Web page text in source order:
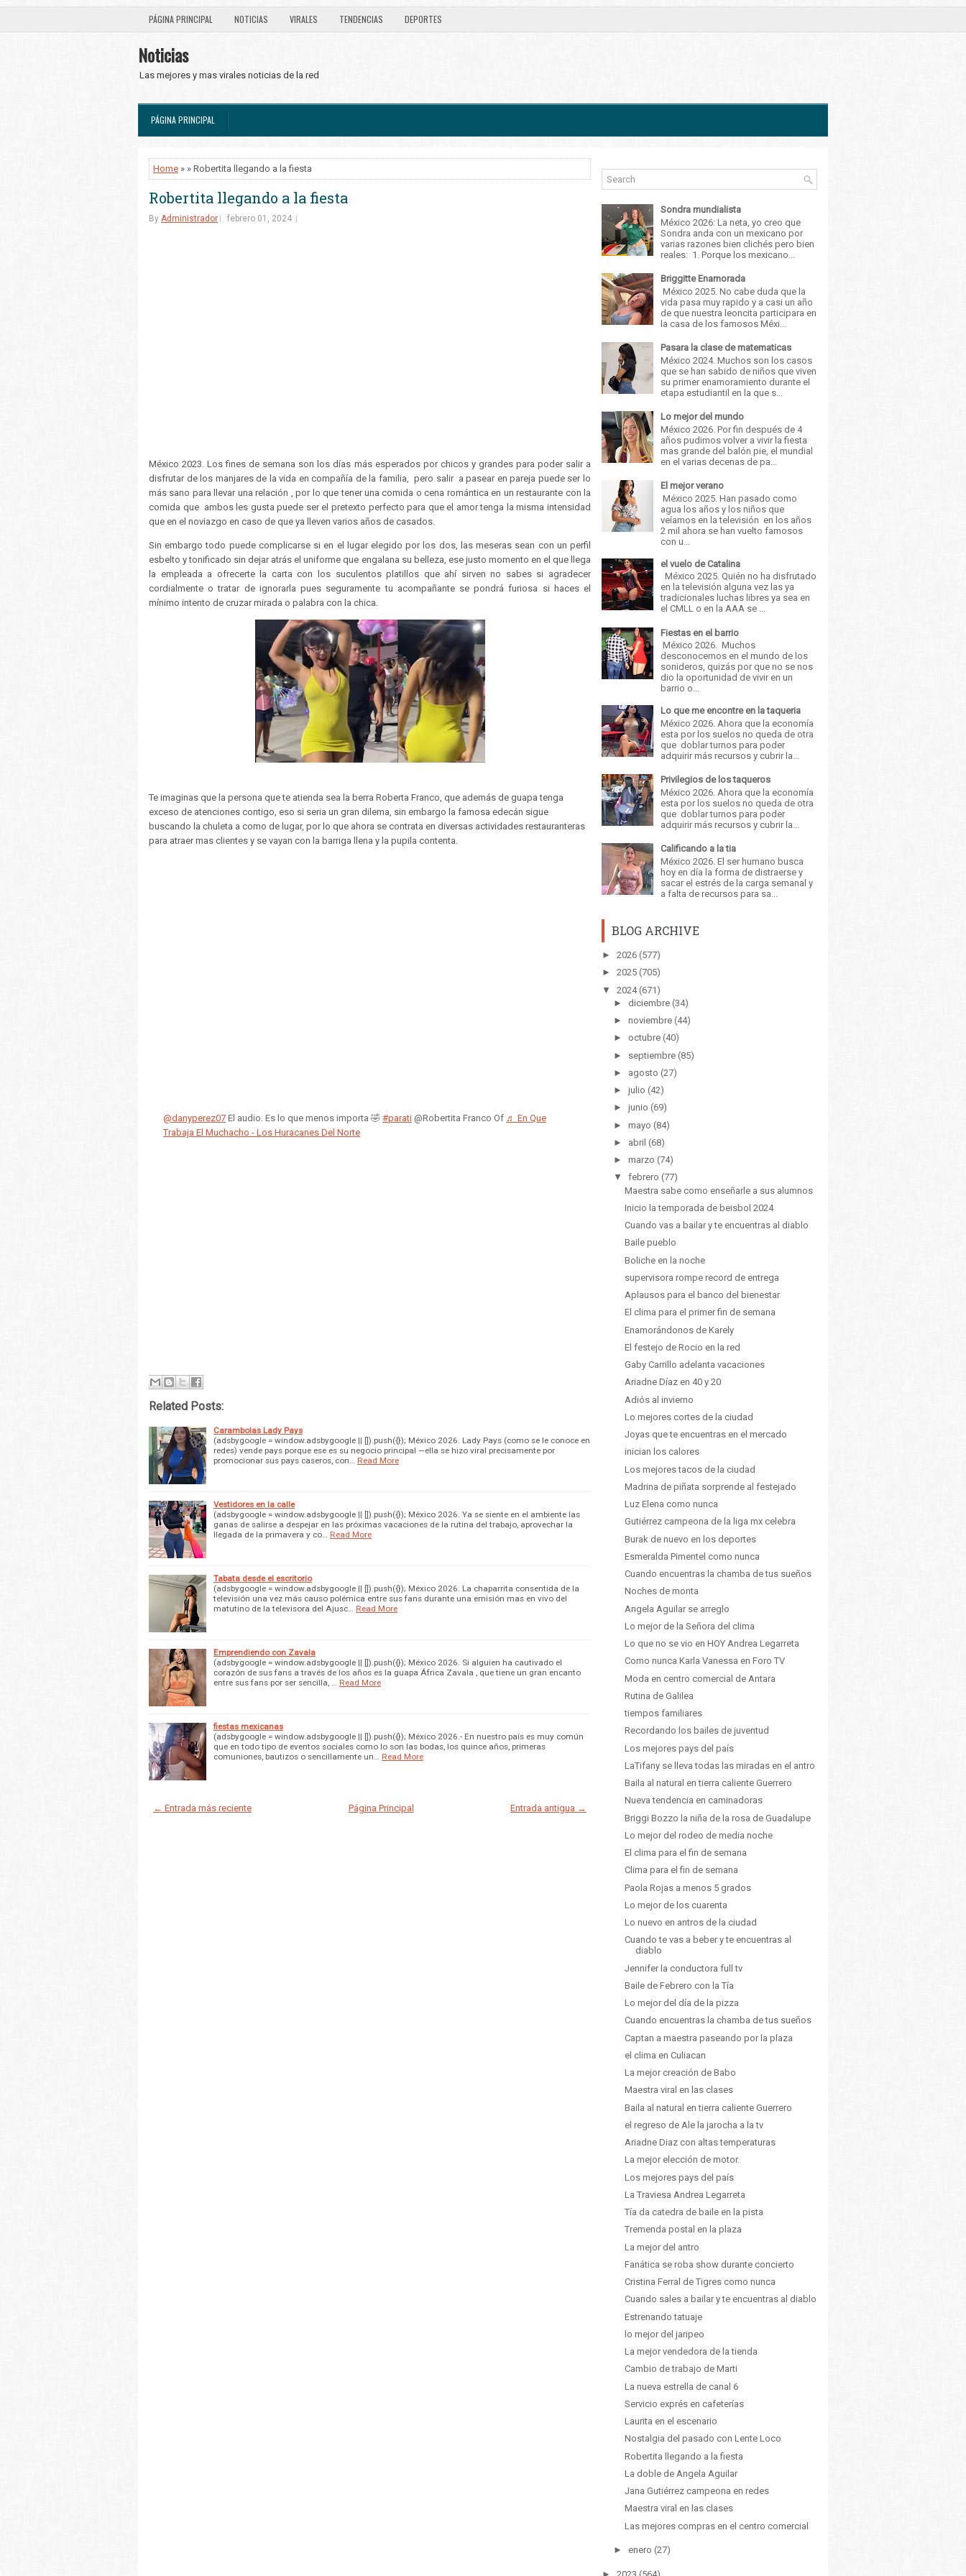
PÁGINA PRINCIPAL NOTICIAS VIRALES TENDENCIAS DEPORTES
Noticias
Las mejores y mas virales noticias de la red
PÁGINA PRINCIPAL
Home » » Robertita llegando a la fiesta
Robertita llegando a la fiesta
By Administrador febrero 01, 2024
México 2023. Los fines de semana son los días más esperados por chicos y grandes para poder salir a
disfrutar de los manjares de la vida en compañía de la familia, pero salir a pasear en pareja puede ser lo
más sano para llevar una relación , por lo que tener una comida o cena romántica en un restaurante con la
comida que ambos les gusta puede ser el pretexto perfecto para que el amor tenga la misma intensidad
que en el noviazgo en caso de que ya lleven varios años de casados.
Sin embargo todo puede complicarse si en el lugar elegido por los dos, las meseras sean con un perfil
esbelto y tonificado sin dejar atrás el uniforme que engalana su belleza, ese justo momento en el que llega
la empleada a ofrecerte la carta con los suculentos platillos que ahí sirven no sabes si agradecer
cordialmente o tratar de ignorarla pues seguramente tu acompañante se pondrá furiosa si haces el
mínimo intento de cruzar mirada o palabra con la chica.
Te imaginas que la persona que te atienda sea la berra Roberta Franco, que además de guapa tenga
exceso de atenciones contigo, eso si seria un gran dilema, sin embargo la famosa edecán sigue
buscando la chuleta a como de lugar, por lo que ahora se contrata en diversas actividades restauranteras
para atraer mas clientes y se vayan con la barriga llena y la pupila contenta.
@danyperez07 El audio. Es lo que menos importa 🤣 #parati @Robertita Franco Of ♬ En Que
Trabaja El Muchacho - Los Huracanes Del Norte
Related Posts:
Carambolas Lady Pays
(adsbygoogle = window.adsbygoogle || []).push({}); México 2026. Lady Pays (como se le conoce en
redes) vende pays porque ese es su negocio principal —ella se hizo viral precisamente por
promocionar sus pays caseros, con…
Read More
Vestidores en la calle
(adsbygoogle = window.adsbygoogle || []).push({}); México 2026. Ya se siente en el ambiente las
ganas de salirse a despejar en las próximas vacaciones de la rutina del trabajo, aprovechar la
llegada de la primavera y co…
Read More
Tabata desde el escritorio
(adsbygoogle = window.adsbygoogle || []).push({}); México 2026. La chaparrita consentida de la
televisión una vez más causo polémica entre sus fans durante una emisión mas en vivo del
matutino de la televisora del Ajusc…
Read More
Emprendiendo con Zavala
(adsbygoogle = window.adsbygoogle || []).push({}); México 2026. Si alguien ha cautivado el
corazón de sus fans a través de los años es la guapa África Zavala , que tiene un gran encanto
entre sus fans por ser sencilla, …
Read More
fiestas mexicanas
(adsbygoogle = window.adsbygoogle || []).push({}); México 2026.- En nuestro país es muy común
que en todo tipo de eventos sociales como lo son las bodas, los quince años, primeras
comuniones, bautizos o sencillamente un…
Read More
← Entrada más reciente Entrada antigua →
Página Principal
Sondra mundialista
México 2026: La neta, yo creo que
Sondra anda con un mexicano por
varias razones bien clichés pero bien
reales: 1. Porque los mexicano...
Briggitte Enamorada
México 2025. No cabe duda que la
vida pasa muy rapido y a casi un año
de que nuestra leoncita participara en
la casa de los famosos Méxi...
Pasara la clase de matematicas
México 2024. Muchos son los casos
que se han sabido de niños que viven
su primer enamoramiento durante el
etapa estudiantil en la que s...
Lo mejor del mundo
México 2026. Por fin después de 4
años pudimos volver a vivir la fiesta
mas grande del balón pie, el mundial
en el varias decenas de pa...
El mejor verano
México 2025. Han pasado como
agua los años y los niños que
veíamos en la televisión en los años
2 mil ahora se han vuelto famosos
con u...
el vuelo de Catalina
México 2025. Quién no ha disfrutado
en la televisión alguna vez las ya
tradicionales luchas libres ya sea en
el CMLL o en la AAA se ...
Fiestas en el barrio
México 2026. Muchos
desconocemos en el mundo de los
sonideros, quizás por que no se nos
dio la oportunidad de vivir en un
barrio o...
Lo que me encontre en la taqueria
México 2026. Ahora que la economía
esta por los suelos no queda de otra
que doblar turnos para poder
adquirir más recursos y cubrir la...
Privilegios de los taqueros
México 2026. Ahora que la economía
esta por los suelos no queda de otra
que doblar turnos para poder
adquirir más recursos y cubrir la...
Calificando a la tia
México 2026. El ser humano busca
hoy en día la forma de distraerse y
sacar el estrés de la carga semanal y
a falta de recursos para sa...
BLOG ARCHIVE
► 2026 (577)
► 2025 (705)
▼
2024 (671)
► diciembre (34)
► noviembre (44)
► octubre (40)
► septiembre (85)
► agosto (27)
► julio (42)
► junio (69)
► mayo (84)
► abril (68)
► marzo (74)
▼
febrero (77)
Maestra sabe como enseñarle a sus alumnos
Inicio la temporada de beisbol 2024
Cuando vas a bailar y te encuentras al diablo
Baile pueblo
Boliche en la noche
supervisora rompe record de entrega
Aplausos para el banco del bienestar
El clima para el primer fin de semana
Enamorándonos de Karely
El festejo de Rocio en la red
Gaby Carrillo adelanta vacaciones
Ariadne Díaz en 40 y 20
Adiós al invierno
Lo mejores cortes de la ciudad
Joyas que te encuentras en el mercado
inician los calores
Los mejores tacos de la ciudad
Madrina de piñata sorprende al festejado
Luz Elena como nunca
Gutiérrez campeona de la liga mx celebra
Burak de nuevo en los deportes
Esmeralda Pimentel como nunca
Cuando encuentras la chamba de tus sueños
Noches de monta
Angela Aguilar se arreglo
Lo mejor de la Señora del clima
Lo que no se vio en HOY Andrea Legarreta
Como nunca Karla Vanessa en Foro TV
Moda en centro comercial de Antara
Rutina de Galilea
tiempos familiares
Recordando los bailes de juventud
Los mejores pays del país
LaTifany se lleva todas las miradas en el antro
Baila al natural en tierra caliente Guerrero
Nueva tendencia en caminadoras
Briggi Bozzo la niña de la rosa de Guadalupe
Lo mejor del rodeo de media noche
El clima para el fin de semana
Clima para el fin de semana
Paola Rojas a menos 5 grados
Lo mejor de los cuarenta
Lo nuevo en antros de la ciudad
Cuando te vas a beber y te encuentras al
diablo
Jennifer la conductora full tv
Baile de Febrero con la Tía
Lo mejor del día de la pizza
Cuando encuentras la chamba de tus sueños
Captan a maestra paseando por la plaza
el clima en Culiacan
La mejor creación de Babo
Maestra viral en las clases
Baila al natural en tierra caliente Guerrero
el regreso de Ale la jarocha a la tv
Ariadne Diaz con altas temperaturas
La mejor elección de motor.
Los mejores pays del país
La Traviesa Andrea Legarreta
Tía da catedra de baile en la pista
Tremenda postal en la plaza
La mejor del antro
Fanática se roba show durante concierto
Cristina Ferral de Tigres como nunca
Cuando sales a bailar y te encuentras al diablo
Estrenando tatuaje
lo mejor del jaripeo
La mejor vendedora de la tienda
Cambio de trabajo de Marti
La nueva estrella de canal 6
Servicio exprés en cafeterías
Laurita en el escenario
Nostalgia del pasado con Lente Loco
Robertita llegando a la fiesta
La doble de Angela Aguilar
Jana Gutiérrez campeona en redes
Maestra viral en las clases
Las mejores compras en el centro comercial
► enero (27)